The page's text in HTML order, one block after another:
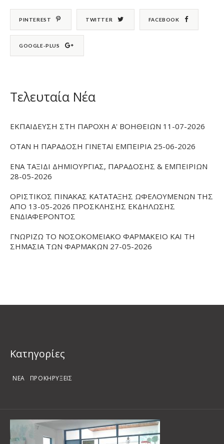
PINTEREST TWITTER FACEBOOK
GOOGLE-PLUS
Τελευταία Νέα
ΕΚΠΑΙΔΕΥΣΗ ΣΤΗ ΠΑΡΟΧΗ Α' ΒΟΗΘΕΙΩΝ 11-07-2026
ΟΤΑΝ Η ΠΑΡΑΔΟΣΗ ΓΙΝΕΤΑΙ ΕΜΠΕΙΡΙΑ 25-06-2026
ΕΝΑ ΤΑΞΙΔΙ ΔΗΜΙΟΥΡΓΙΑΣ, ΠΑΡΑΔΟΣΗΣ & ΕΜΠΕΙΡΙΩΝ
28-05-2026
ΟΡΙΣΤΙΚΟΣ ΠΙΝΑΚΑΣ ΚΑΤΑΤΑΞΗΣ ΩΦΕΛΟΥΜΕΝΩΝ ΤΗΣ
ΑΠΟ 13-05-2026 ΠΡΟΣΚΛΗΣΗΣ ΕΚΔΗΛΩΣΗΣ
ΕΝΔΙΑΦΕΡΟΝΤΟΣ
ΓΝΩΡΙΖΩ ΤΟ ΝΟΣΟΚΟΜΕΙΑΚΟ ΦΑΡΜΑΚΕΙΟ ΚΑΙ ΤΗ
ΣΗΜΑΣΙΑ ΤΩΝ ΦΑΡΜΑΚΩΝ 27-05-2026
Kατηγορίες
ΝΕΑ ΠΡΟΚΗΡΥΞΕΙΣ